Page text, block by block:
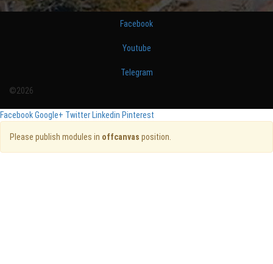
Facebook
Youtube
Telegram
©2026
FacebookGoogle+ Twitter Linkedin Pinterest
Please publish modules in offcanvas position.